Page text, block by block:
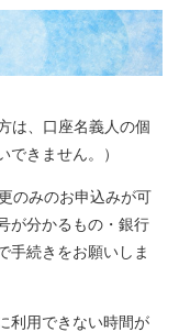
は、口座名義人の個
できません。）
のみのお申込みが可
が分かるもの・銀行
手続きをお願いしま
利用できない時間が